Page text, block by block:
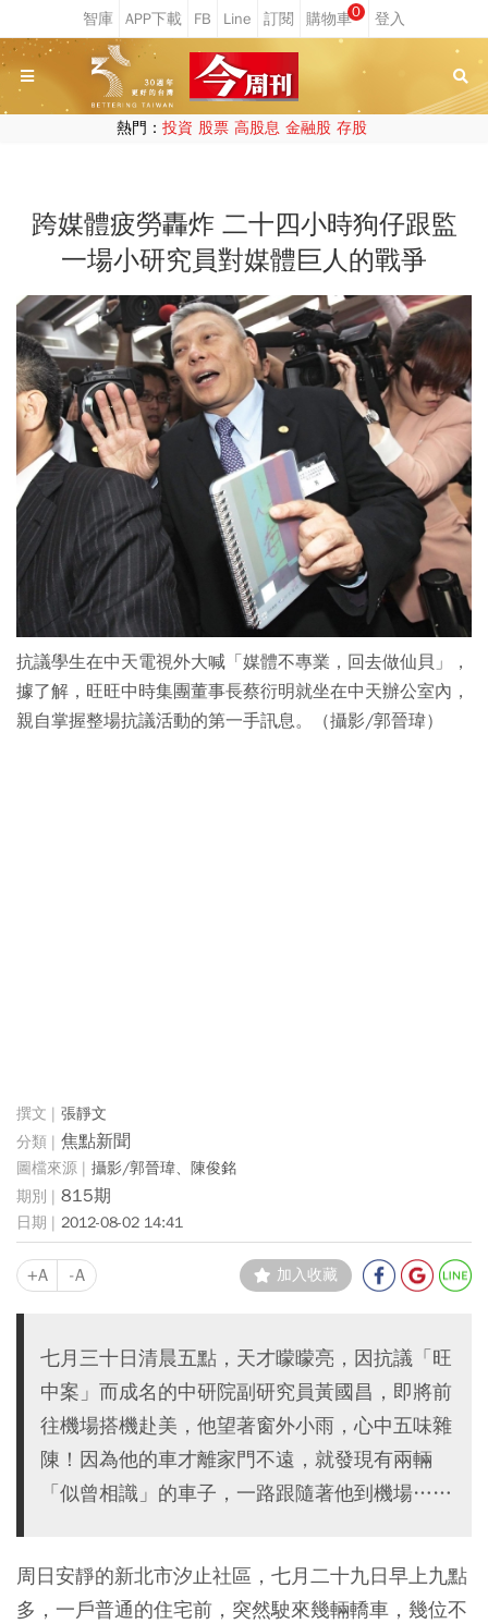
0
熱門： 投資 股票 高股息 金融股 存股
跨媒體疲勞轟炸 二十四小時狗仔跟監
一場小研究員對媒體巨人的戰爭
抗議學生在中天電視外大喊「媒體不專業，回去做仙貝」，
據了解，旺旺中時集團董事長蔡衍明就坐在中天辦公室內，
親自掌握整場抗議活動的第一手訊息。（攝影/郭晉瑋）
張靜文
焦點新聞
攝影/郭晉瑋、陳俊銘
815期
2012-08-02 14:41
+A -A 加入收藏
七月三十日清晨五點，天才曚曚亮，因抗議「旺
中案」而成名的中研院副研究員黃國昌，即將前
往機場搭機赴美，他望著窗外小雨，心中五味雜
陳！因為他的車才離家門不遠，就發現有兩輛
「似曾相識」的車子，一路跟隨著他到機場……
周日安靜的新北市汐止社區，七月二十九日早上九點
多，一戶普通的住宅前，突然駛來幾輛轎車，幾位不